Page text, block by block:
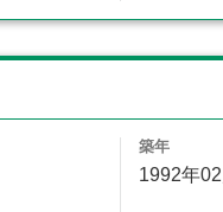
築年
1992年02